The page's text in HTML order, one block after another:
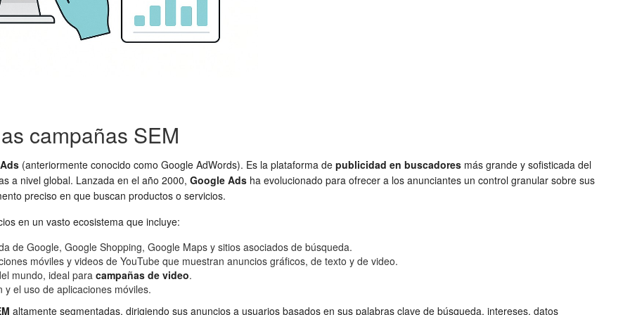
campañas SEM
(anteriormente conocido como Google AdWords). Es la plataforma de publicidad en buscadores más grande y sofisticada del
a nivel global. Lanzada en el año 2000, Google Ads ha evolucionado para ofrecer a los anunciantes un control granular sobre sus
preciso en que buscan productos o servicios.
en un vasto ecosistema que incluye:
de Google, Google Shopping, Google Maps y sitios asociados de búsqueda.
móviles y videos de YouTube que muestran anuncios gráficos, de texto y de video.
mundo, ideal para campañas de video.
el uso de aplicaciones móviles.
altamente segmentadas, dirigiendo sus anuncios a usuarios basados en sus palabras clave de búsqueda, intereses, datos